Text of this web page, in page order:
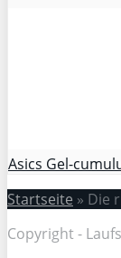
Asics Gel-
Startseite » Die
Copyright -